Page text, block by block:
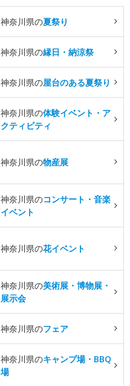
神奈川県の夏祭り
神奈川県の縁日・納涼祭
神奈川県の屋台のある夏祭り
神奈川県の体験イベント・ア
クティビティ
神奈川県の物産展
神奈川県のコンサート・音楽
イベント
神奈川県の花イベント
神奈川県の美術展・博物展・
展示会
神奈川県のフェア
神奈川県のキャンプ場・BBQ
場